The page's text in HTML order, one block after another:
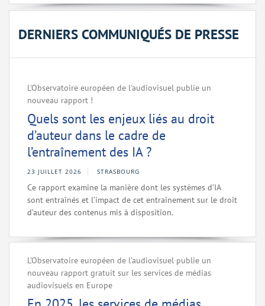
DERNIERS COMMUNIQUÉS DE PRESSE
L'Observatoire européen de l'audiovisuel publie un
nouveau rapport !
Quels sont les enjeux liés au droit
d’auteur dans le cadre de
l’entraînement des IA ?
23 JUILLET 2026 STRASBOURG
Ce rapport examine la manière dont les systèmes d’IA
sont entraînés et l’impact de cet entraînement sur le droit
d’auteur des contenus mis à disposition.
L’Observatoire européen de l’audiovisuel publie un
nouveau rapport gratuit sur les services de médias
audiovisuels en Europe